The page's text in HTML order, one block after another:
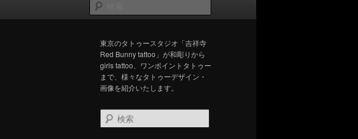
索
東京のタトゥースタジオ「吉祥寺
Red Bunny tattoo」が和彫りから
girls tattoo、ワンポイントタトゥー
まで、様々なタトゥーデザイン・
画像を紹介いたします。
検
索